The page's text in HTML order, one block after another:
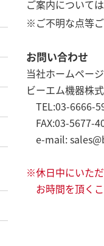
ご案内については
※ご不明な点等
お問い合わせ
当社ホームペー
ビーエム機器株
TEL:03-6666-
FAX:03-5677-
e-mail:
※休日中にいた
お時間を頂く